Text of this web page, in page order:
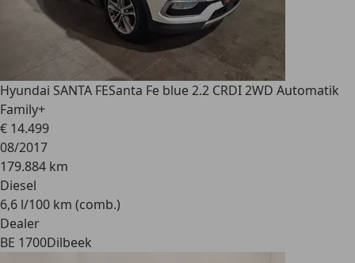
Hyundai SANTA FESanta Fe blue 2.2 CRDI 2WD Automatik
Family+
€ 14.499
08/2017
179.884 km
Diesel
6,6 l/100 km (comb.)
Dealer
BE 1700Dilbeek